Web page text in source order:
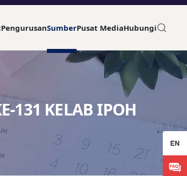
PengurusanSumberPusat MediaHubungi
131 KELAB IPOH